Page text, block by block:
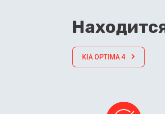
KIA OPTIMA 4